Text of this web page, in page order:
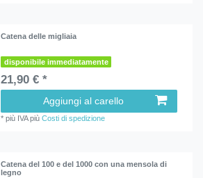
Catena delle migliaia
disponibile immediatamente
21,90 € *
Aggiungi al carello
*più IVApiùCosti di spedizione
Catena del 100 e del 1000 con una mensola di
legno